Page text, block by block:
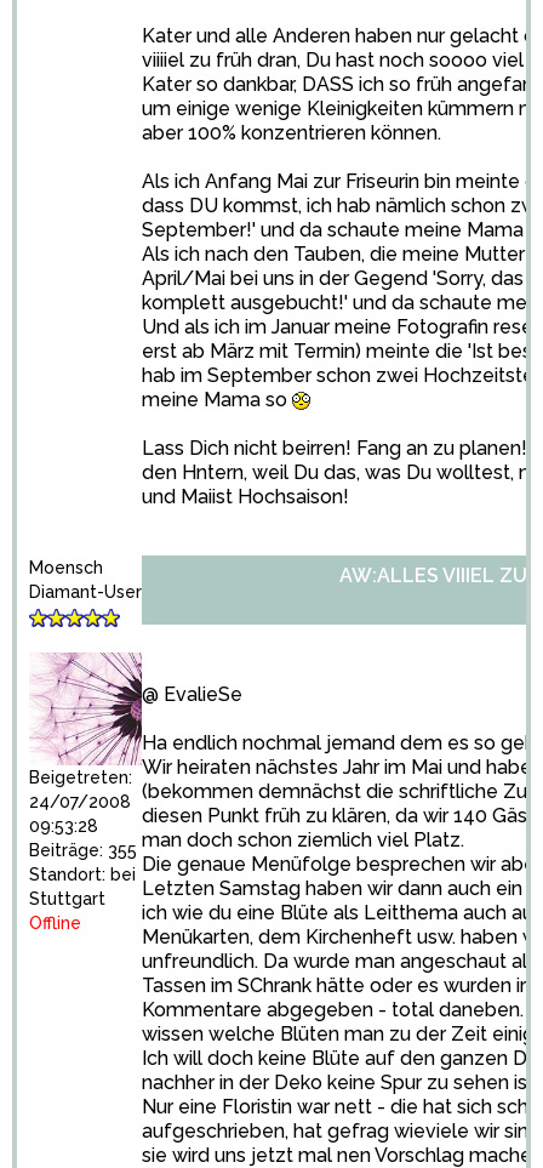
Kater und alle Anderen haben nur gelacht
viiiiel zu früh dran, Du hast noch soooo viel
Kater so dankbar, DASS ich so früh
um einige wenige Kleinigkeiten kümmern
aber 100% konzentrieren können.
Als ich Anfang Mai zur Friseurin bin meinte
dass DU kommst, ich hab nämlich schon
September!' und da schaute meine Mama
Als ich nach den Tauben, die meine Mutter
April/Mai bei uns in der Gegend 'Sorry, das
komplett ausgebucht!' und da schaute
Und als ich im Januar meine Fotografin
erst ab März mit Termin) meinte die 'Ist
hab im September schon zwei
meine Mama so
Lass Dich nicht beirren! Fang an zu planen!
den Hntern, weil Du das, was Du wolltest,
und Maiist Hochsaison!
Moensch
Diamant-User
Beigetreten:
24/07/2008
09:53:28
Beiträge: 355
Standort: bei
Stuttgart
Offline
AW:ALLES VIIIEL ZU
@ EvalieSe
Ha endlich nochmal jemand dem es so
Wir heiraten nächstes Jahr im Mai und
(bekommen demnächst die schriftliche
diesen Punkt früh zu klären, da wir 140
man doch schon ziemlich viel Platz.
Die genaue Menüfolge besprechen wir
Letzten Samstag haben wir dann auch ein
ich wie du eine Blüte als Leitthema auch
Menükarten, dem Kirchenheft usw. haben
unfreundlich. Da wurde man angeschaut
Tassen im SChrank hätte oder es wurden
Kommentare abgegeben - total daneben.
wissen welche Blüten man zu der Zeit
Ich will doch keine Blüte auf den ganzen
nachher in der Deko keine Spur zu sehen
Nur eine Floristin war nett - die hat sich
aufgeschrieben, hat gefrag wieviele wir
sie wird uns jetzt mal nen Vorschlag